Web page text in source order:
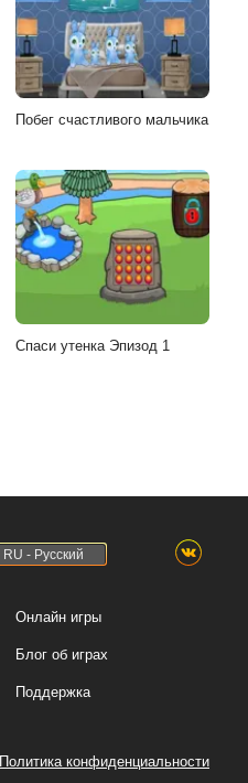
Побег счастливого мальчика
Спаси утенка Эпизод 1
RU - Русский
Онлайн игры
Блог об играх
Поддержка
Политика конфиденциальности